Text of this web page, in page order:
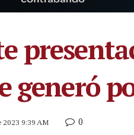
generó
2023 9:39 AM 0